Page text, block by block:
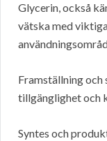
Glycerin, också
vätska med
Framställning och
tillgänglighet och
Syntes och